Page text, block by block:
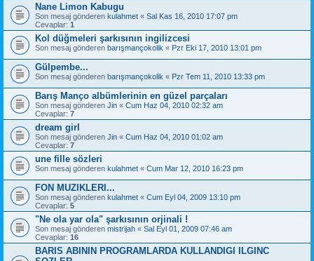
Nane Limon Kabugu
Son mesaj gönderen kulahmet « Sal Kas 16, 2010 17:07 pm
Cevaplar: 1
Kol düğmeleri şarkısının ingilizcesi
Son mesaj gönderen barışmançokolik « Pzr Eki 17, 2010 13:01 pm
Gülpembe...
Son mesaj gönderen barışmançokolik « Pzr Tem 11, 2010 13:33 pm
Barış Manço albümlerinin en güzel parçaları
Son mesaj gönderen Jin « Cum Haz 04, 2010 02:32 am
Cevaplar: 7
dream girl
Son mesaj gönderen Jin « Cum Haz 04, 2010 01:02 am
Cevaplar: 7
une fille sözleri
Son mesaj gönderen kulahmet « Cum Mar 12, 2010 16:23 pm
FON MUZIKLERI...
Son mesaj gönderen kulahmet « Cum Eyl 04, 2009 13:10 pm
Cevaplar: 5
"Ne ola yar ola" şarkısının orjinali !
Son mesaj gönderen mistrijah « Sal Eyl 01, 2009 07:46 am
Cevaplar: 16
BARIS ABININ PROGRAMLARDA KULLANDIGI ILGINC